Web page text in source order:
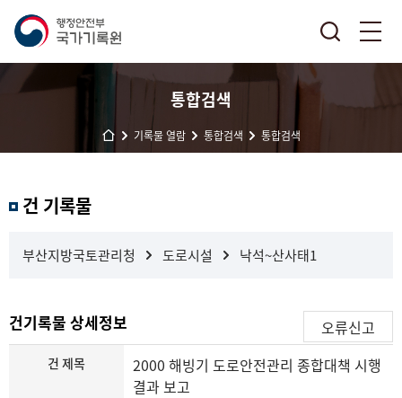
통합검색
기록물 열람 통합검색 통합검색
과 건 기록물
부산지방국토관리청 도로시설 낙석~산사태1
건기록물 상세정보 오류신고
건 제목
2000 해빙기 도로안전관리 종합대책 시행
결과 보고